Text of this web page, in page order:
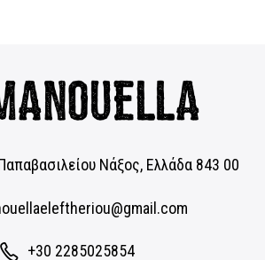
Νάξος, Eλλάδα 843 00
+30 2285025854